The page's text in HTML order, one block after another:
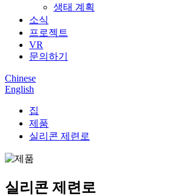
생태 계획
소식
프로젝트
VR
문의하기
Chinese
English
집
제품
실리콘 제련로
실리콘 제련로